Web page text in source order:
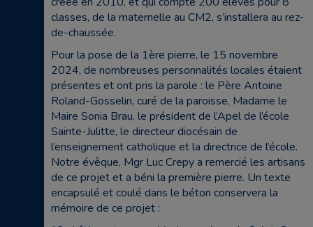
classes, de la maternelle au CM2, s’installera au rez-
de-chaussée.
Pour la pose de la 1ère pierre, le 15 novembre
2024, de nombreuses personnalités locales étaient
présentes et ont pris la parole : le Père Antoine
Roland-Gosselin, curé de la paroisse, Madame le
Maire Sonia Brau, le président de l’Apel de l’école
Sainte-Julitte, le directeur diocésain de
l’enseignement catholique et la directrice de l’école.
Notre évêque, Mgr Luc Crepy a remercié les artisans
de ce projet et a béni la première pierre. Un texte
encapsulé et coulé dans le béton conservera la
mémoire de ce projet :